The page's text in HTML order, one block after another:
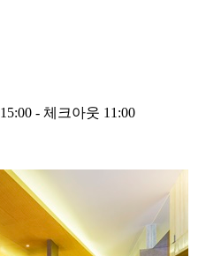
- 체크아웃 11:00